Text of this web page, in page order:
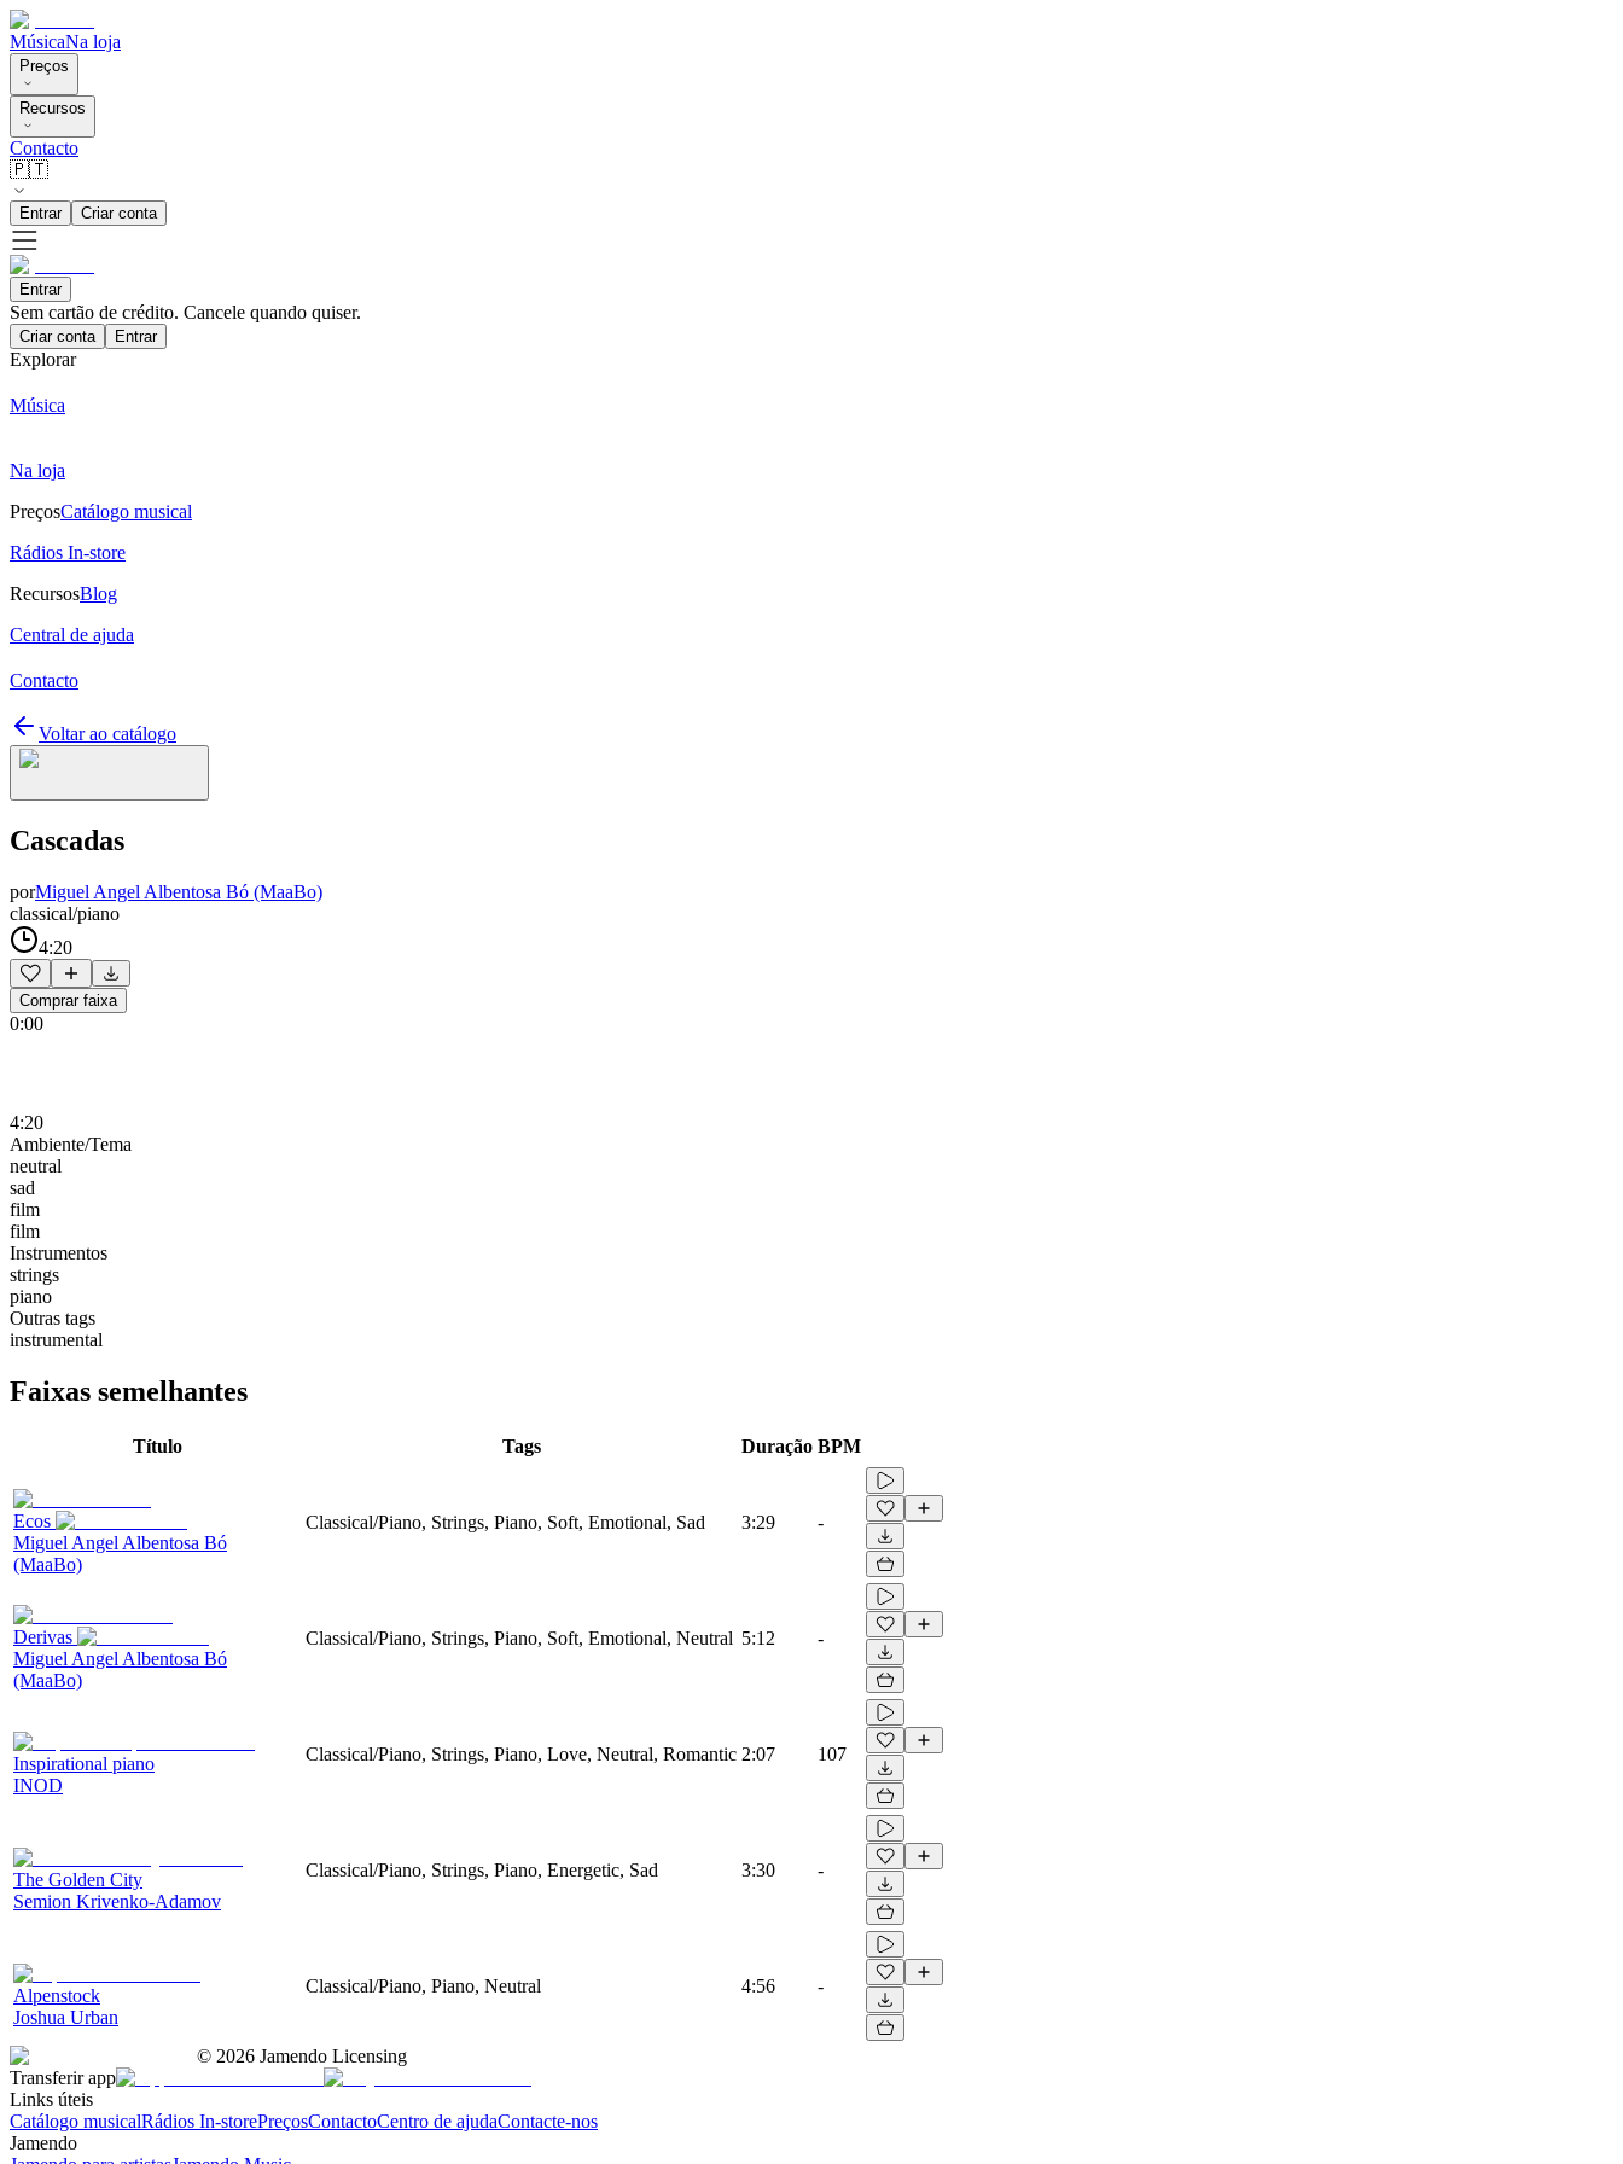
MúsicaNa loja
Preços
Recursos
Contacto
🇵🇹
Entrar Criar conta
Entrar
Sem cartão de crédito. Cancele quando quiser.
Criar conta Entrar
Explorar
Música
Na loja
PreçosCatálogo musical
Rádios In-store
RecursosBlog
Central de ajuda
Contacto
Voltar ao catálogo
Cascadas
porMiguel Angel Albentosa Bó (MaaBo)
classical/piano
4:20
Comprar faixa
0:00
4:20
Ambiente/Tema
neutral
sad
film
film
Instrumentos
strings
piano
Outras tags
instrumental
Faixas semelhantes
Título Tags Duração BPM
Ecos
Miguel Angel Albentosa Bó
(MaaBo)
Classical/Piano, Strings, Piano, Soft, Emotional, Sad 3:29 -
Derivas
Miguel Angel Albentosa Bó
(MaaBo)
Classical/Piano, Strings, Piano, Soft, Emotional, Neutral 5:12 -
Inspirational piano
INOD
Classical/Piano, Strings, Piano, Love, Neutral, Romantic 2:07 107
The Golden City
Semion Krivenko-Adamov
Classical/Piano, Strings, Piano, Energetic, Sad 3:30 -
Alpenstock
Joshua Urban
Classical/Piano, Piano, Neutral 4:56 -
© 2026 Jamendo Licensing
Transferir app
Links úteis
Catálogo musicalRádios In-storePreçosContactoCentro de ajudaContacte-nos
Jamendo